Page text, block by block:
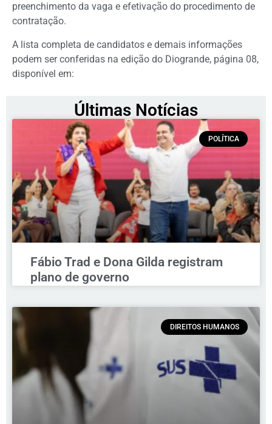
preenchimento da vaga e efetivação do procedimento de
contratação.
A lista completa de candidatos e demais informações
podem ser conferidas na edição do Diogrande, página 08,
disponível em:
Últimas Notícias
POLÍTICA
Fábio Trad e Dona Gilda registram
plano de governo
DIREITOS HUMANOS